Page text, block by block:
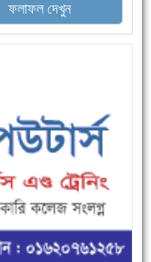
ফলাফল দেখুন